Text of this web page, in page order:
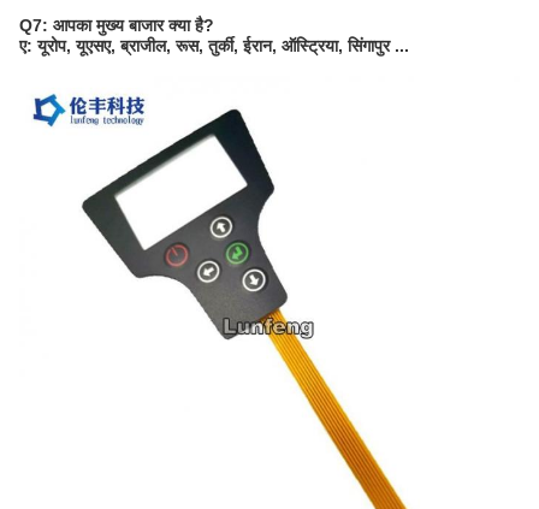
Q7: आपका मुख्य बाजार क्या है?
ए: यूरोप, यूएसए, ब्राजील, रूस, तुर्की, ईरान, ऑस्ट्रिया, सिंगापुर ...